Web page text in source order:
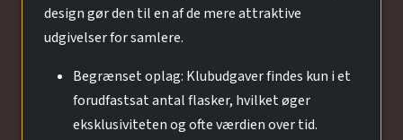
design gør den til en af de mere attraktive
udgivelser for samlere.
Begrænset oplag: Klubudgaver findes kun i et
forudfastsat antal flasker, hvilket øger
eksklusiviteten og ofte værdien over tid.